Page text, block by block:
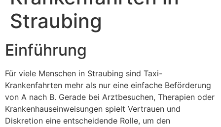
Straubing
Einführung
Für viele Menschen in Straubing sind Taxi-
Krankenfahrten mehr als nur eine einfache Beförderung
von A nach B. Gerade bei Arztbesuchen, Therapien oder
Krankenhauseinweisungen spielt Vertrauen und
Diskretion eine entscheidende Rolle, um den